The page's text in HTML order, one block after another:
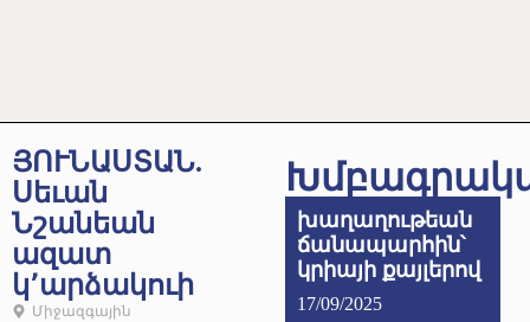
ՅՈՒՆԱՍՏԱՆ.
Սեւան
Նշանեան
ազատ
կ՚արձակուի
Միջազգային
խաղաղութեան
ճանապարհին՝
կրիայի քայլերով
17/09/2025